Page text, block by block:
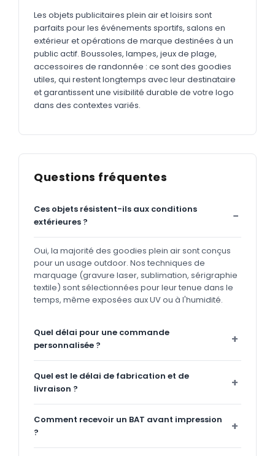
Les objets publicitaires plein air et loisirs sont
parfaits pour les événements sportifs, salons en
extérieur et opérations de marque destinées à un
public actif. Boussoles, lampes, jeux de plage,
accessoires de randonnée : ce sont des goodies
utiles, qui restent longtemps avec leur destinataire
et garantissent une visibilité durable de votre logo
dans des contextes variés.
Questions fréquentes
Ces objets résistent-ils aux conditions
extérieures ?
Oui, la majorité des goodies plein air sont conçus
pour un usage outdoor. Nos techniques de
marquage (gravure laser, sublimation, sérigraphie
textile) sont sélectionnées pour leur tenue dans le
temps, même exposées aux UV ou à l'humidité.
Quel délai pour une commande
personnalisée ?
Quel est le délai de fabrication et de
livraison ?
Comment recevoir un BAT avant impression
?